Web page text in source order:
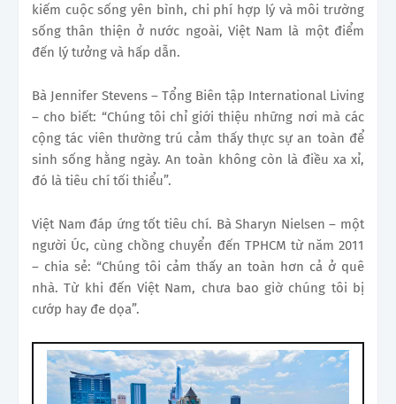
kiếm cuộc sống yên bình, chi phí hợp lý và môi trường
sống thân thiện ở nước ngoài, Việt Nam là một điểm
đến lý tưởng và hấp dẫn.
Bà Jennifer Stevens – Tổng Biên tập International Living
– cho biết: “Chúng tôi chỉ giới thiệu những nơi mà các
cộng tác viên thường trú cảm thấy thực sự an toàn để
sinh sống hằng ngày. An toàn không còn là điều xa xỉ,
đó là tiêu chí tối thiểu”.
Việt Nam đáp ứng tốt tiêu chí. Bà Sharyn Nielsen – một
người Úc, cùng chồng chuyển đến TPHCM từ năm 2011
– chia sẻ: “Chúng tôi cảm thấy an toàn hơn cả ở quê
nhà. Từ khi đến Việt Nam, chưa bao giờ chúng tôi bị
cướp hay đe dọa”.